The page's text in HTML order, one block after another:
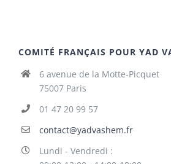
COMITÉ FRANÇAIS POUR YAD
6 avenue de la Motte-Picquet
75007 Paris
01 47 20 99 57
contact@yadvashem.fr
Lundi - Vendredi :